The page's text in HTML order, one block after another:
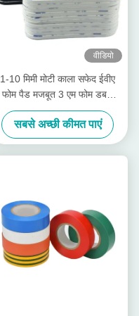
वीडियो
1-10 मिमी मोटी काला सफेद ईवीए
फोम पैड मजबूत 3 एम फोम डबल
साइड टेप
सबसे अच्छी कीमत पाएं